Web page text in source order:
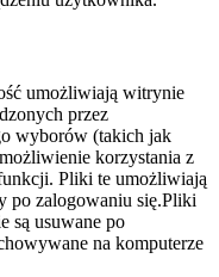
umożliwiają witrynie
przez
wyborów (takich jak
korzystania z
Pliki te umożliwiają
po zalogowaniu się.Pliki
są usuwane po
na komputerze